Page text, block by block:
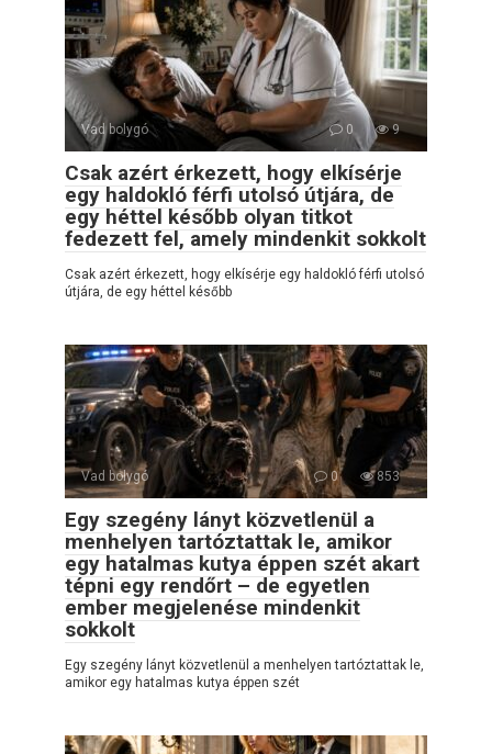
Vad bolygó 0 9
Csak azért érkezett, hogy elkísérje
egy haldokló férfi utolsó útjára, de
egy héttel később olyan titkot
fedezett fel, amely mindenkit sokkolt
Csak azért érkezett, hogy elkísérje egy haldokló férfi utolsó
útjára, de egy héttel később
Vad bolygó 0 853
Egy szegény lányt közvetlenül a
menhelyen tartóztattak le, amikor
egy hatalmas kutya éppen szét akart
tépni egy rendőrt – de egyetlen
ember megjelenése mindenkit
sokkolt
Egy szegény lányt közvetlenül a menhelyen tartóztattak le,
amikor egy hatalmas kutya éppen szét